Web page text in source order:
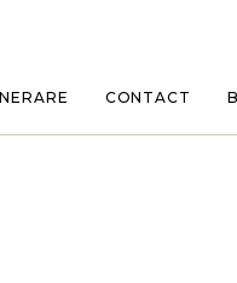
CONTACT